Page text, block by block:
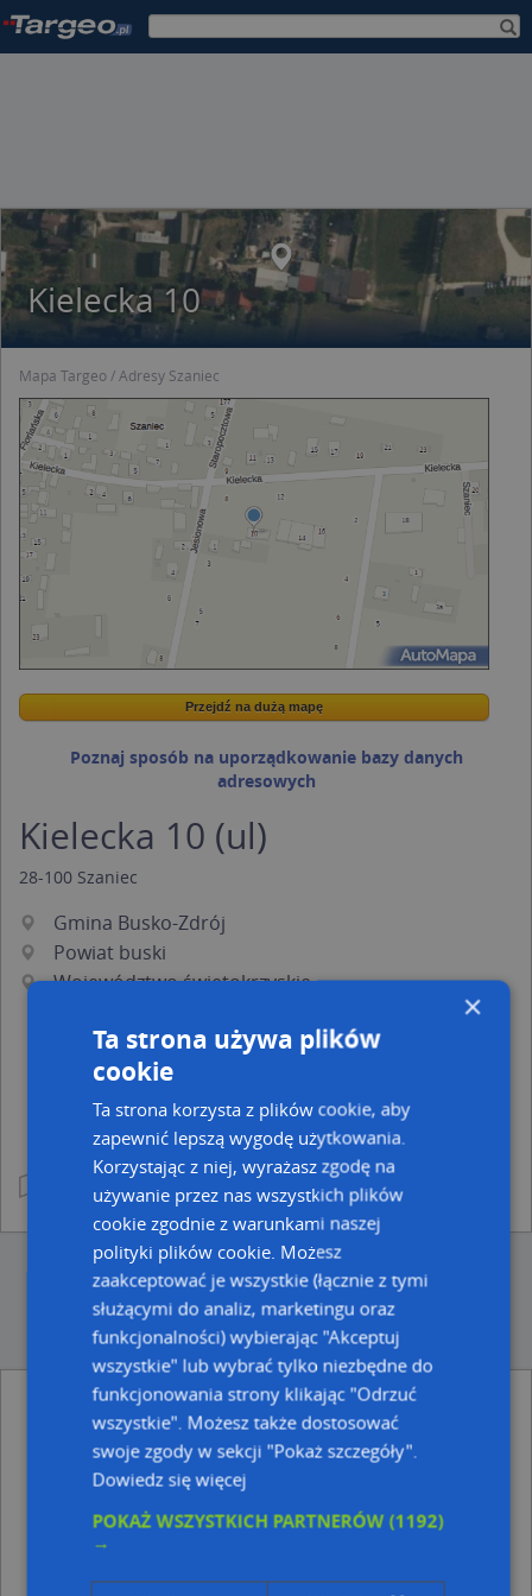
Kielecka 10
Mapa Targeo Adresy Szaniec
Wstaw tę mapkę na swoją stronę
Przejdź na dużą mapę
Przejdź na dużą mapę
Poznaj sposób na uporządkowanie bazy danych
adresowych
Kielecka 10 (ul)
28-100 Szaniec
Gmina Busko-Zdrój
Powiat buski
Województwo świętokrzyskie
Ulice w pobliżu
Szaniec, Szaniec, Ulica (28-100)
Najbliższe obszary kodów pocztowych
Kod pocztowy 28-100
×
Ta strona używa plików
cookie
Ta strona korzysta z plików cookie, aby
zapewnić lepszą wygodę użytkowania.
Korzystając z niej, wyrażasz zgodę na
używanie przez nas wszystkich plików
cookie zgodnie z warunkami naszej
polityki plików cookie. Możesz
zaakceptować je wszystkie (łącznie z tymi
służącymi do analiz, marketingu oraz
funkcjonalności) wybierając "Akceptuj
wszystkie" lub wybrać tylko niezbędne do
funkcjonowania strony klikając "Odrzuć
wszystkie". Możesz także dostosować
swoje zgody w sekcji "Pokaż szczegóły".
Dowiedz się więcej
POKAŻ WSZYSTKICH PARTNERÓW(1192)
→